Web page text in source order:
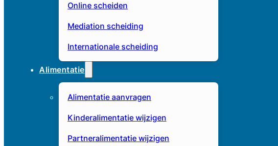
Online scheiden
Mediation scheiding
Internationale scheiding
Alimentatie
Alimentatie aanvragen
Kinderalimentatie wijzigen
Partneralimentatie wijzigen